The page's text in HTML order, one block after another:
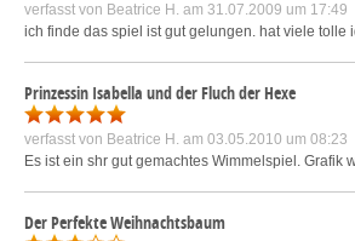
verfasst von Beatrice H. am 31.07.2009 um 17:49
ich finde das spiel ist gut gelungen. hat viele
Prinzessin Isabella und der Fluch der Hexe
verfasst von Beatrice H. am 03.05.2010 um 08:23
Es ist ein shr gut gemachtes Wimmelspiel.
Der Perfekte Weihnachtsbaum